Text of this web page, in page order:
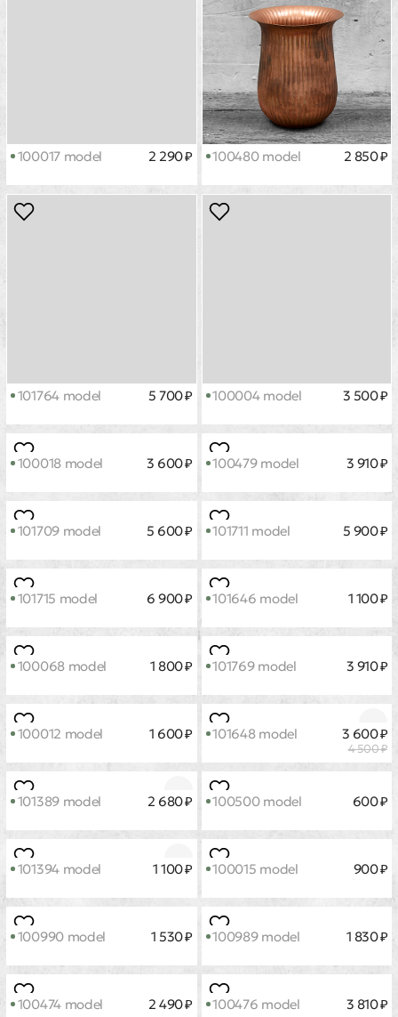
100017 model 2 290 ₽ 100480 model 2 850 ₽
101764 model 5 700 ₽ 100004 model 3 500 ₽
100018 model 3 600 ₽ 100479 model 3 910 ₽
101709 model 5 600 ₽ 101711 model 5 900 ₽